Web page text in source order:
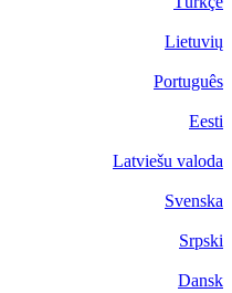
Lietuvių
Português
Eesti
Latviešu valoda
Svenska
Srpski
Dansk